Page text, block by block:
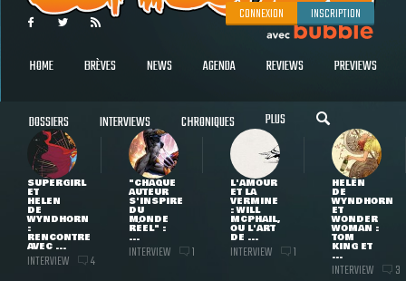
CONNEXION INSCRIPTION
HOME BRÈVES NEWS AGENDA REVIEWS PREVIEWS
DOSSIERS INTERVIEWS CHRONIQUES PLUS
SUPERGIRL
ET
HELEN
DE
WYNDHORN
:
RENCONTRE
AVEC ...
INTERVIEW 4
"CHAQUE
AUTEUR
S'INSPIRE
DU
MONDE
RÉEL" :
...
INTERVIEW 1
L'AMOUR
ET LA
VERMINE
: WILL
MCPHAIL,
OU L'ART
DE ...
INTERVIEW 1
HELEN
DE
WYNDHORN
ET
WONDER
WOMAN :
TOM
KING ET
...
INTERVIEW 3